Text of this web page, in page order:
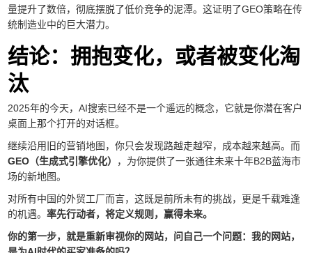
量提升了数倍，彻底摆脱了低价竞争的泥潭。这证明了GEO策略在传
统制造业中的巨大潜力。
结论：拥抱变化，或者被变化淘
汰
2025年的今天，AI搜索已经不是一个遥远的概念，它就是你潜在客户
桌面上那个打开的对话框。
继续沿用旧的营销地图，你只会发现路越走越窄，成本越来越高。而
GEO（生成式引擎优化）
，为你提供了一张通往未来十年B2B蓝海市
场的新地图。
对所有中国的外贸工厂而言，这既是前所未有的挑战，更是千载难逢
的机遇。率先行动者，将定义规则，赢得未来。
你的第一步，就是重新审视你的网站，问自己一个问题：我的网站，